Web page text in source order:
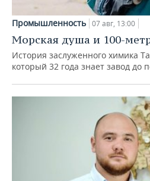
Промышленность 07 авг, 13:00
Морская душа и 100-
История заслуженного химика
который 32 года знает завод до